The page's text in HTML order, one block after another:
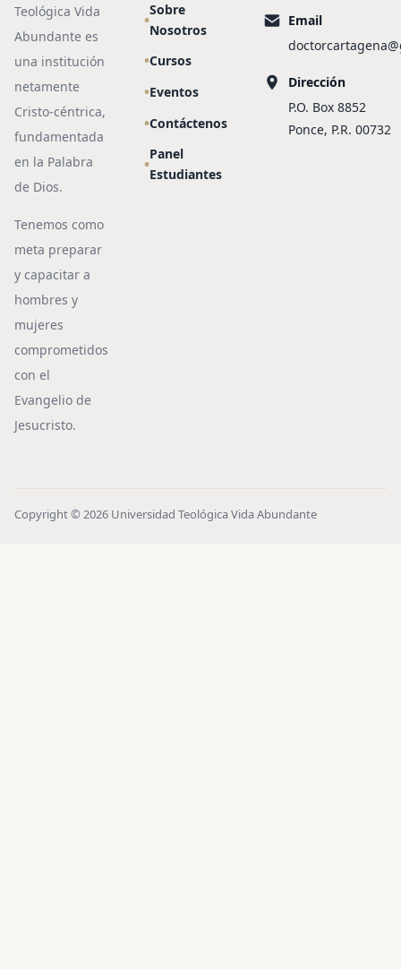
Teológica Vida
Abundante es
una institución
netamente
Cristo-céntrica,
fundamentada
en la Palabra
de Dios.
Tenemos como
meta preparar
y capacitar a
hombres y
mujeres
comprometidos
con el
Evangelio de
Jesucristo.
Sobre
Nosotros
Cursos
Eventos
Contáctenos
Panel
Estudiantes
Email
Dirección
P.O. Box 8852
Ponce, P.R. 00732
Copyright © 2026 Universidad Teológica Vida Abundante